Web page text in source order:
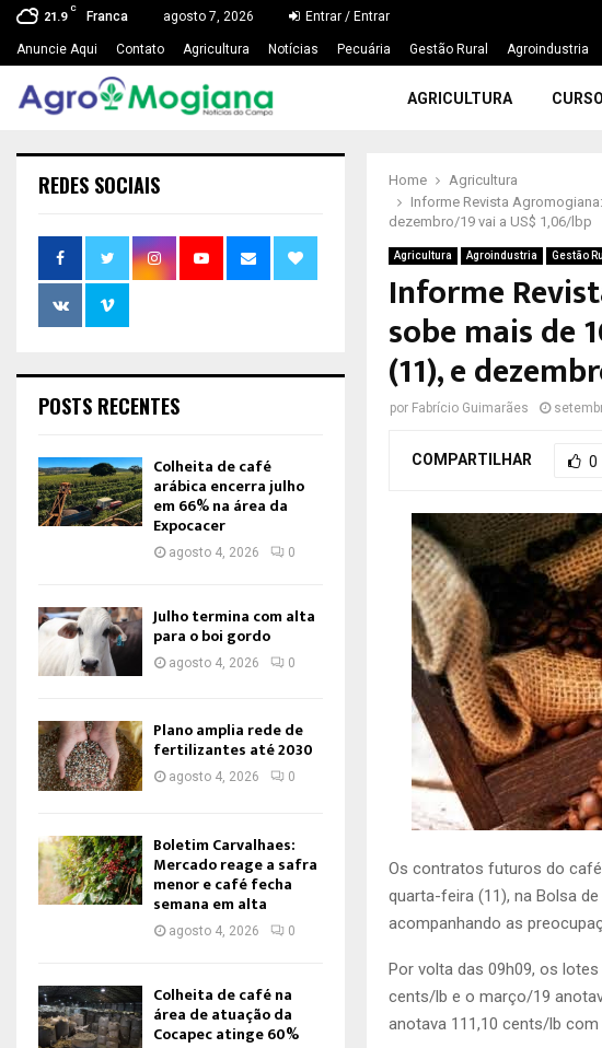
21.9
C
Franca agosto 7, 2026 Entrar / Entrar
Anuncie Aqui Contato Agricultura Notícias Pecuária Gestão Rural Agroindustria
AGRICULTURA
Home
Agricultura
Informe Revista
dezembro/19 vai a US$ 1,06/lbp
Agricultura Agroindustria Gestão
Informe
sobe mais de
(11), e
por Fabrício Guimarães
COMPARTILHAR 0
Os contratos futuros do
quarta-feira (11), na Bolsa
acompanhando as
Por volta das 09h09, os
cents/lb e o março/19
anotava 111,10 cents/lb
REDES SOCIAIS
POSTS RECENTES
Colheita de café
arábica encerra julho
em 66% na área da
Expocacer
agosto 4, 2026 0
Julho termina com alta
para o boi gordo
agosto 4, 2026 0
Plano amplia rede de
fertilizantes até 2030
agosto 4, 2026 0
Boletim Carvalhaes:
Mercado reage a safra
menor e café fecha
semana em alta
agosto 4, 2026 0
Colheita de café na
área de atuação da
Cocapec atinge 60%